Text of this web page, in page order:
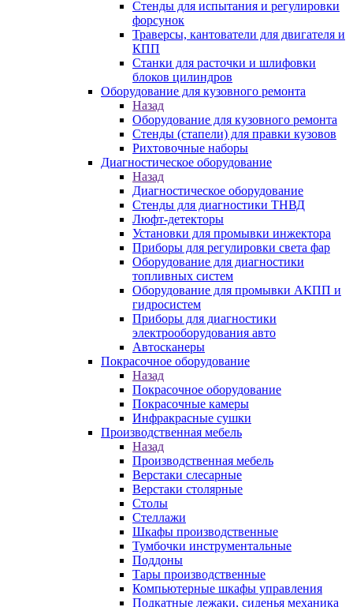
Стенды для испытания и регулировки
форсунок
Траверсы, кантователи для двигателя и
КПП
Станки для расточки и шлифовки
блоков цилиндров
Оборудование для кузовного ремонта
Назад
Оборудование для кузовного ремонта
Стенды (стапели) для правки кузовов
Рихтовочные наборы
Диагностическое оборудование
Назад
Диагностическое оборудование
Стенды для диагностики ТНВД
Люфт-детекторы
Установки для промывки инжектора
Приборы для регулировки света фар
Оборудование для диагностики
топливных систем
Оборудование для промывки АКПП и
гидросистем
Приборы для диагностики
электрооборудования авто
Автосканеры
Покрасочное оборудование
Назад
Покрасочное оборудование
Покрасочные камеры
Инфракрасные сушки
Производственная мебель
Назад
Производственная мебель
Верстаки слесарные
Верстаки столярные
Столы
Стеллажи
Шкафы производственные
Тумбочки инструментальные
Поддоны
Тары производственные
Компьютерные шкафы управления
Подкатные лежаки, сиденья механика